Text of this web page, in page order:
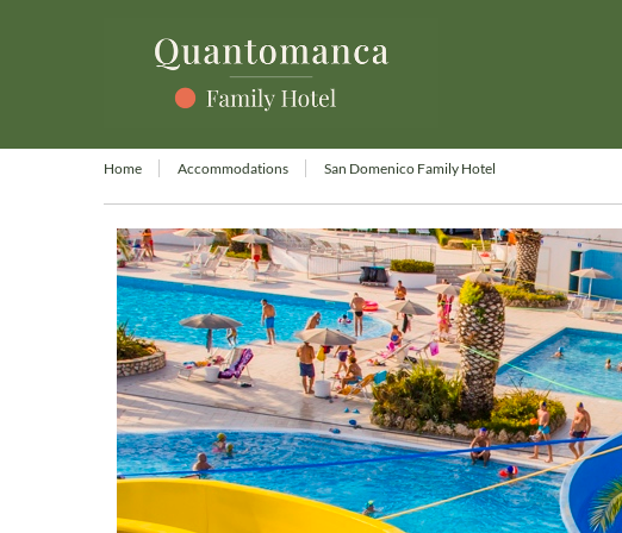
Home Accommodations San Domenico Family Hotel